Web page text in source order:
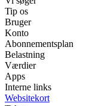
Tip os
Bruger
Konto
Abonnementsplan
Belastning
Værdier
Apps
Interne links
Websitekort